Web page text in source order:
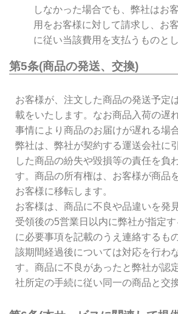
しなかった場合でも、弊社はお
用をお客様に対して請求し、お
に従い当該費用を支払うものとし
第5条(商品の発送、交換)
お客様が、注文した商品の発送予定
載をいたします。なお商品入荷の遅
事情により商品のお届けが遅れる場
弊社は、弊社が契約する運送会社に
した商品の紛失や毀損等の責任を負
す。商品の所有権は、お客様が商品
お客様に移転します。
お客様は、商品に不良や品違いを発
受領後の5営業日以内に弊社が指定
に必要事項を記載のうえ連絡するも
該期間経過後については対応を行わ
す。商品に不良があったと弊社が認
社所定の手続に従い同一の商品と交